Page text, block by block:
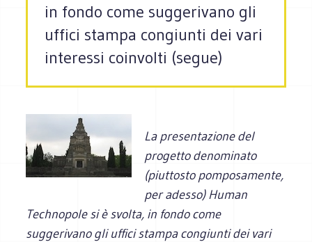
in fondo come suggerivano gli
uffici stampa congiunti dei vari
interessi coinvolti (segue)
La presentazione del
progetto denominato
(piuttosto pomposamente,
per adesso) Human
Technopole si è svolta, in fondo come
suggerivano gli uffici stampa congiunti dei vari